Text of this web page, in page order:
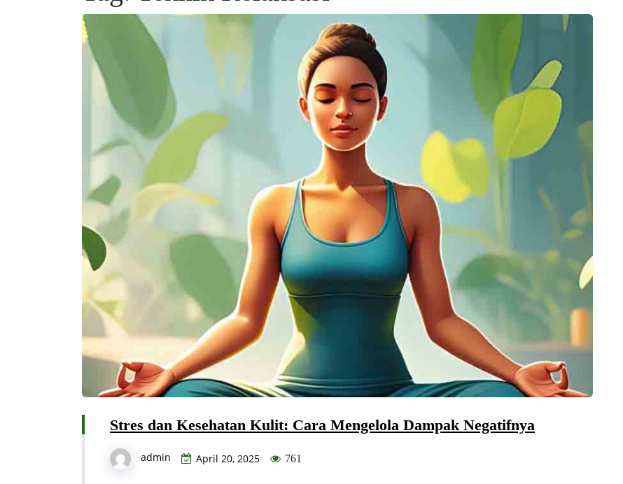
Stres dan Kesehatan Kulit: Cara Mengelola Dampak Negatifnya
admin April 20, 2025 761